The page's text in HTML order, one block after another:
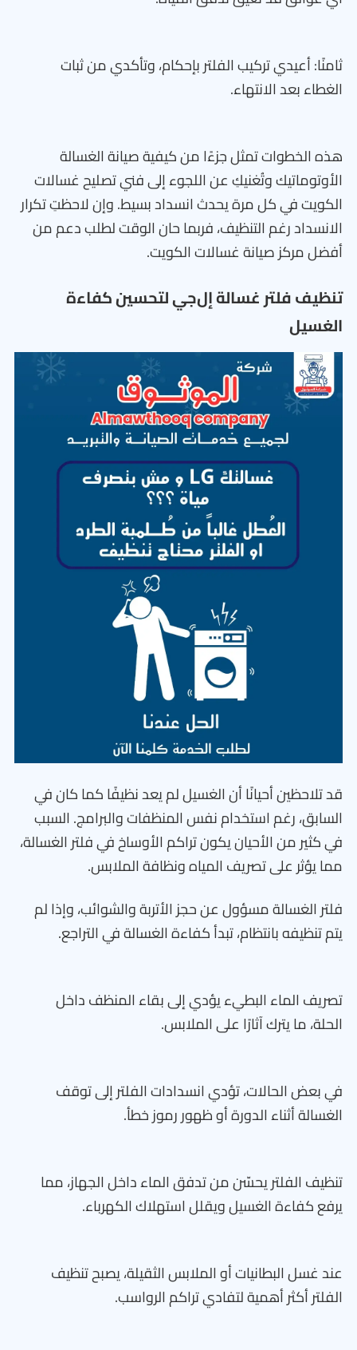
ثامنًا: أعيدي تركيب الفلتر بإحكام، وتأكدي من ثبات
الغطاء بعد الانتهاء.
هذه الخطوات تمثل جزءًا من كيفية صيانة الغسالة
الأوتوماتيك وتُغنيكِ عن اللجوء إلى فني تصليح غسالات
الكويت في كل مرة يحدث انسداد بسيط. وإن لاحظتِ تكرار
الانسداد رغم التنظيف، فربما حان الوقت لطلب دعم من
أفضل مركز صيانة غسالات الكويت.
تنظيف فلتر غسالة إل‌جي لتحسين كفاءة
الغسيل
قد تلاحظين أحيانًا أن الغسيل لم يعد نظيفًا كما كان في
السابق، رغم استخدام نفس المنظفات والبرامج. السبب
في كثير من الأحيان يكون تراكم الأوساخ في فلتر الغسالة،
مما يؤثر على تصريف المياه ونظافة الملابس.
فلتر الغسالة مسؤول عن حجز الأتربة والشوائب، وإذا لم
يتم تنظيفه بانتظام، تبدأ كفاءة الغسالة في التراجع.
تصريف الماء البطيء يؤدي إلى بقاء المنظف داخل
الحلة، ما يترك آثارًا على الملابس.
في بعض الحالات، تؤدي انسدادات الفلتر إلى توقف
الغسالة أثناء الدورة أو ظهور رموز خطأ.
تنظيف الفلتر يحسّن من تدفق الماء داخل الجهاز، مما
يرفع كفاءة الغسيل ويقلل استهلاك الكهرباء.
عند غسل البطانيات أو الملابس الثقيلة، يصبح تنظيف
الفلتر أكثر أهمية لتفادي تراكم الرواسب.